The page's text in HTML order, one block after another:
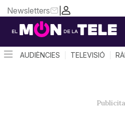
|
Newsletters
AUDIÈNCIES TELEVISIÓ